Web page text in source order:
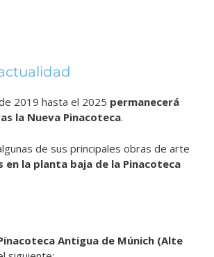
2019 hasta el 2025 permanecerá
la Nueva Pinacoteca.
de sus principales obras de arte
en la planta baja de la Pinacoteca
Antigua de Múnich (Alte